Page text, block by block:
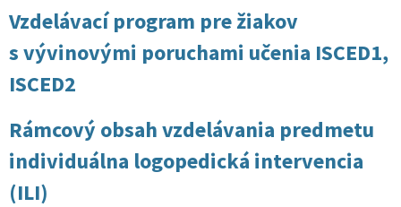
Vzdelávací program pre žiakov
s vývinovými poruchami učenia ISCED1,
ISCED2
Rámcový obsah vzdelávania predmetu
individuálna logopedická intervencia
(ILI)